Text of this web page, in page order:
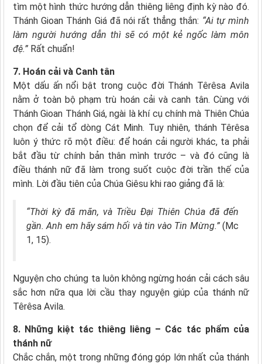
tìm một hình thức hướng dẫn thiêng liêng định kỳ nào đó.
Thánh Gioan Thánh Giá đã nói rất thẳng thắn: “Ai tự mình
làm người hướng dẫn thì sẽ có một kẻ ngốc làm môn
đệ.” Rất chuẩn!
7. Hoán cải và Canh tân
Một dấu ấn nổi bật trong cuộc đời Thánh Têrêsa Avila
nằm ở toàn bộ phạm trù hoán cải và canh tân. Cùng với
Thánh Gioan Thánh Giá, ngài là khí cụ chính mà Thiên Chúa
chọn để cải tổ dòng Cát Minh. Tuy nhiên, thánh Têrêsa
luôn ý thức rõ một điều: để hoán cải người khác, ta phải
bắt đầu từ chính bản thân mình trước – và đó cũng là
điều thánh nữ đã làm trong suốt cuộc đời trần thế của
mình. Lời đầu tiên của Chúa Giêsu khi rao giảng đã là:
“Thời kỳ đã mãn, và Triều Đại Thiên Chúa đã đến
gần. Anh em hãy sám hối và tin vào Tin Mừng.”(Mc
1, 15).
Nguyện cho chúng ta luôn không ngừng hoán cải cách sâu
sắc hơn nữa qua lời cầu thay nguyện giúp của thánh nữ
Têrêsa Avila.
8. Những kiệt tác thiêng liêng – Các tác phẩm của
thánh nữ
Chắc chắn, một trong những đóng góp lớn nhất của thánh